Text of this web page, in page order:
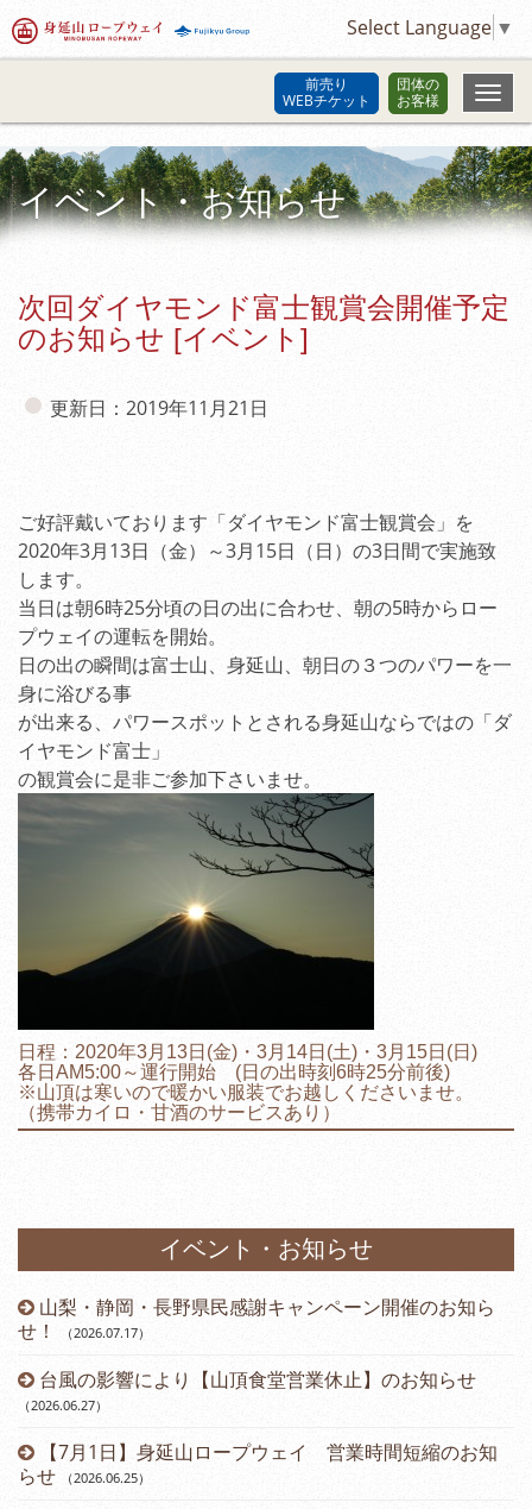
Select Language ▼
前売り
WEBチケット
団体の
お客様
イベント・お知らせ
次回ダイヤモンド富士観賞会開催予定
のお知らせ [イベント]
更新日：2019年11月21日
ご好評戴いております「ダイヤモンド富士観賞会」を
2020年3月13日（金）～3月15日（日）の3日間で実施致
します。
当日は朝6時25分頃の日の出に合わせ、朝の5時からロー
プウェイの運転を開始。
日の出の瞬間は富士山、身延山、朝日の３つのパワーを一
身に浴びる事
が出来る、パワースポットとされる身延山ならではの「ダ
イヤモンド富士」
の観賞会に是非ご参加下さいませ。
日程：2020年3月13日(金)・3月14日(土)・3月15日(日)
各日AM5:00～運行開始 (日の出時刻6時25分前後)
※山頂は寒いので暖かい服装でお越しくださいませ。
（携帯カイロ・甘酒のサービスあり）
イベント・お知らせ
山梨・静岡・長野県民感謝キャンペーン開催のお知ら
せ！
（2026.07.17）
台風の影響により【山頂食堂営業休止】のお知らせ
（2026.06.27）
【7月1日】身延山ロープウェイ 営業時間短縮のお知
らせ
（2026.06.25）